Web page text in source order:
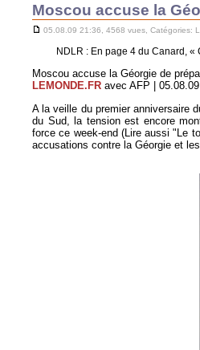
Moscou accuse la
05.08.09 21:36, 4568 vues, Catégories:
NDLR : En page 4 du Canard,
Moscou accuse la Géorgie de
LEMONDE.FR avec AFP |
A la veille du premier anniversaire
du Sud, la tension est encore
force ce week-end (Lire aussi "Le
accusations contre la Géorgie et